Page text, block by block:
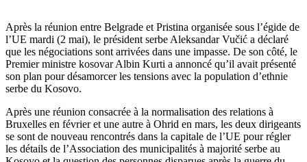
Après la réunion entre Belgrade et Pristina organisée sous l’égide de
l’UE mardi (2 mai), le président serbe Aleksandar Vučić a déclaré
que les négociations sont arrivées dans une impasse. De son côté, le
Premier ministre kosovar Albin Kurti a annoncé qu’il avait présenté
son plan pour désamorcer les tensions avec la population d’ethnie
serbe du Kosovo.
Après une réunion consacrée à la normalisation des relations à
Bruxelles en février et une autre à Ohrid en mars, les deux dirigeants
se sont de nouveau rencontrés dans la capitale de l’UE pour régler
les détails de l’Association des municipalités à majorité serbe au